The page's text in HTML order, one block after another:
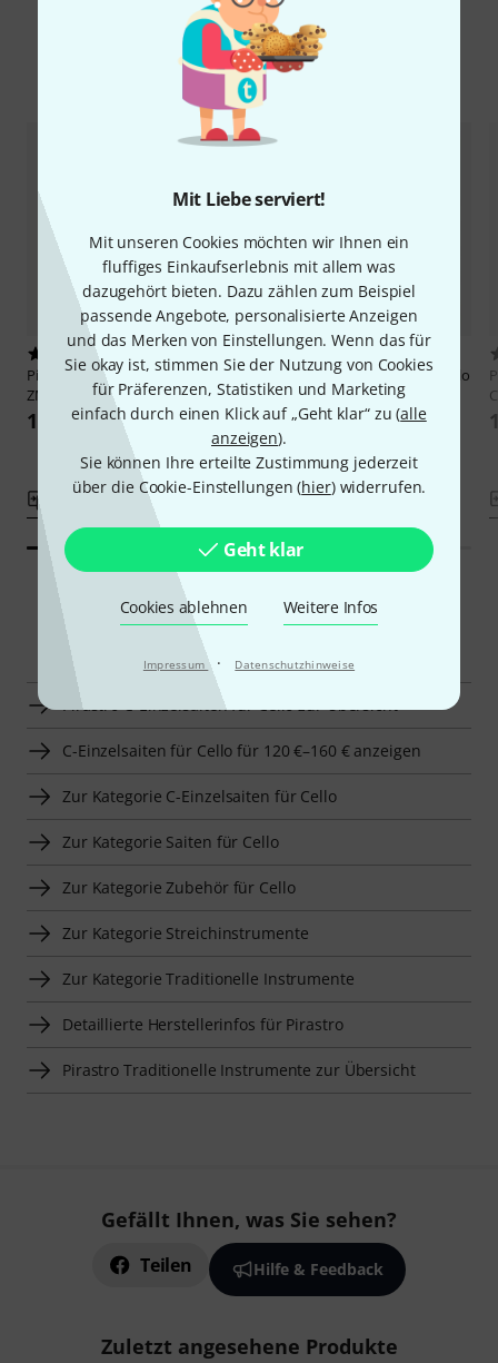
Mit Liebe serviert!
Mit unseren Cookies möchten wir Ihnen ein
fluffiges Einkaufserlebnis mit allem was
dazugehört bieten. Dazu zählen zum Beispiel
passende Angebote, personalisierte Anzeigen
und das Merken von Einstellungen. Wenn das für
Sie okay ist, stimmen Sie der Nutzung von Cookies
für Präferenzen, Statistiken und Marketing
einfach durch einen Klick auf „Geht klar“ zu (alle
anzeigen).
Sie können Ihre erteilte Zustimmung jederzeit
über die Cookie-Einstellungen (hier) widerrufen.
Geht klar
Cookies ablehnen Weitere Infos
Impressum · Datenschutzhinweise
Alternativen vergleichen
PirastroPerpetual Edit. Cello C
ZMT
154 €
Vergleichen
PirastroPerpetual Cadenza Cello
4/4 C
139 €
Vergleichen
Smart Navigator
Pirastro C-Einzelsaiten für Cello zur Übersicht
C-Einzelsaiten für Cello für 120 €–160 € anzeigen
Zur Kategorie C-Einzelsaiten für Cello
Zur Kategorie Saiten für Cello
Zur Kategorie Zubehör für Cello
Zur Kategorie Streichinstrumente
Zur Kategorie Traditionelle Instrumente
Detaillierte Herstellerinfos für Pirastro
Pirastro Traditionelle Instrumente zur Übersicht
Gefällt Ihnen, was Sie sehen?
Teilen Hilfe & Feedback
Zuletzt angesehene Produkte